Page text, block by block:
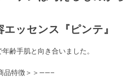
ッセンス『ピンテ』
齢手肌と向き合いました。
品特徴＞＞——–